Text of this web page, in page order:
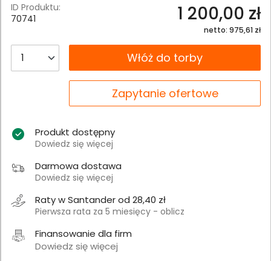
ID Produktu:
70741
1 200,00 zł
netto: 975,61 zł
__B2C.PRODUCT.QUANTITYWłóż do torby
Zapytanie ofertowe
Produkt dostępny
Dowiedz się więcej
Darmowa dostawa
Dowiedz się więcej
Raty w Santander od 28,40 zł
Pierwsza rata za 5 miesięcy - oblicz
Finansowanie dla firm
Dowiedz się więcej